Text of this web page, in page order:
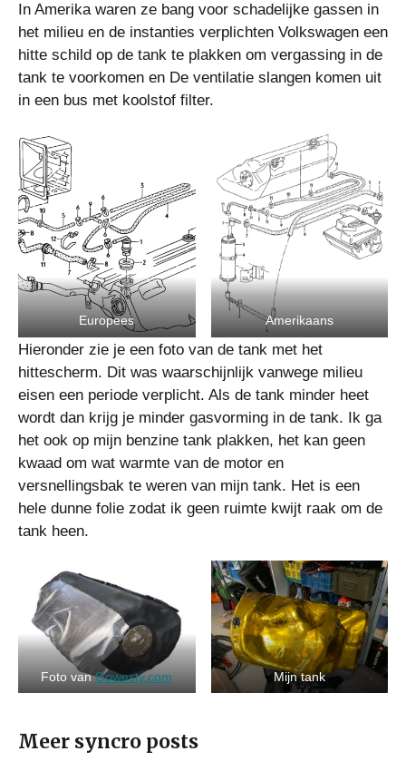
In Amerika waren ze bang voor schadelijke gassen in
het milieu en de instanties verplichten Volkswagen een
hitte schild op de tank te plakken om vergassing in de
tank te voorkomen en De ventilatie slangen komen uit
in een bus met koolstof filter.
Europees Amerikaans
Hieronder zie je een foto van de tank met het
hittescherm. Dit was waarschijnlijk vanwege milieu
eisen een periode verplicht. Als de tank minder heet
wordt dan krijg je minder gasvorming in de tank. Ik ga
het ook op mijn benzine tank plakken, het kan geen
kwaad om wat warmte van de motor en
versnellingsbak te weren van mijn tank. Het is een
hele dunne folie zodat ik geen ruimte kwijt raak om de
tank heen.
Foto vanGowesty.com Mijn tank
Meer syncro posts